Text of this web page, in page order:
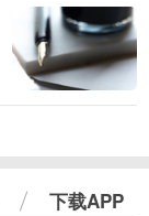
下载APP